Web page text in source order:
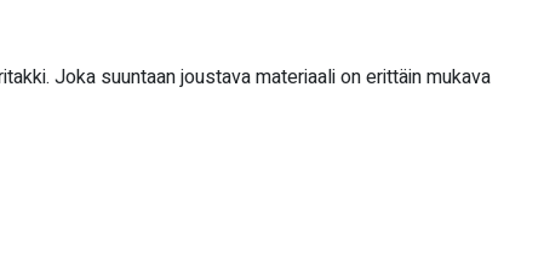
Joka suuntaan joustava materiaali on erittäin mukava